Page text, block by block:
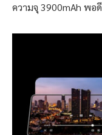
ความจุ 3900mAh พอ